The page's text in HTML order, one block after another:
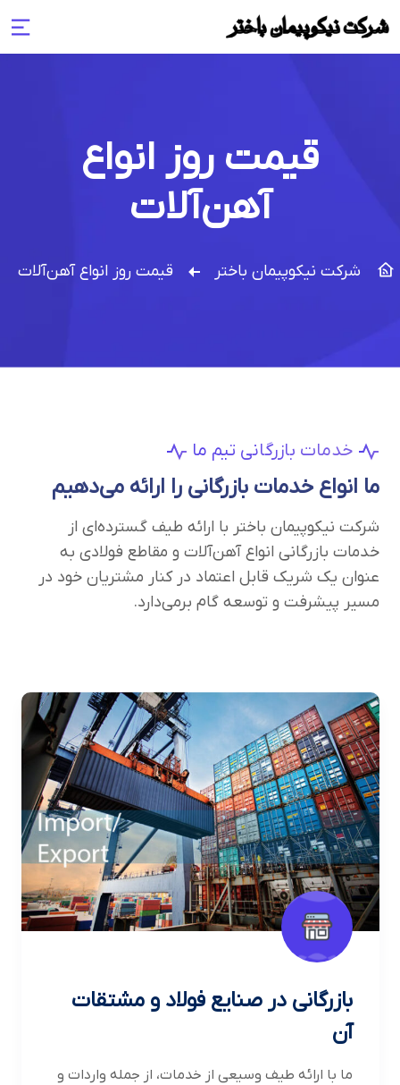
قیمت روز انواع
آهن‌آلات
شرکت نیکوپیمان باختر قیمت روز انواع آهن‌آلات
خدمات بازرگانی تیم ما
ما انواع خدمات بازرگانی را ارائه می‌دهیم
شرکت نیکوپیمان باختر با ارائه طیف گسترده‌ای از
خدمات بازرگانی انواع آهن‌آلات و مقاطع فولادی به
عنوان یک شریک قابل اعتماد در کنار مشتریان خود در
مسیر پیشرفت و توسعه گام برمی‌دارد.
بازرگانی در صنایع فولاد و مشتقات
آن
ما با ارائه طیف وسیعی از خدمات، از جمله واردات و